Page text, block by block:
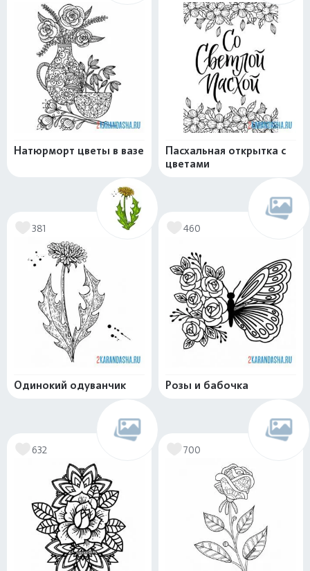
Натюрморт цветы в вазе
Пасхальная открытка с
цветами
381
Одинокий одуванчик
460
Розы и бабочка
632 700